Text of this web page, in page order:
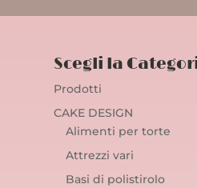
Scegli la
Prodotti
CAKE DESIGN
Alimenti per torte
Attrezzi vari
Basi di polistirolo